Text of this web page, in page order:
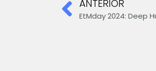
ANTERIOR